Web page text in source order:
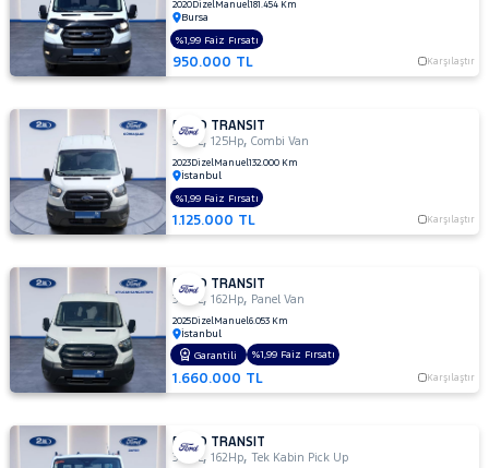
LF
350
M
M
ÇİFT
KABİN
350 M
KAMYONET
350
VAN
2.2
350
MF
350
MF
350ED
KAMYONET
2020DizelManuel181.454 Km
Bursa
950.000 TL Karşılaştır
%1,99 Faiz Fırsatı
FORD TRANSIT
350 L,125Hp,Combi Van
2023DizelManuel132.000 Km
İstanbul
1.125.000 TL Karşılaştır
%1,99 Faiz Fırsatı
FORD TRANSIT
350 L,162Hp, Panel Van
2025DizelManuel6.053 Km
İstanbul
1.660.000 TL Karşılaştır
Garantili %1,99 Faiz Fırsatı
FORD TRANSIT
350 L,162Hp,Tek Kabin Pick Up